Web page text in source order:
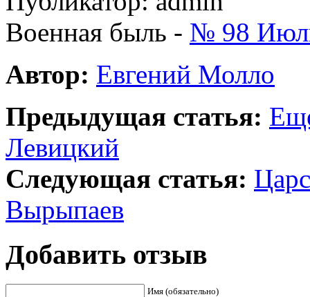
Военная быль - № 98
Автор: Евгений Молло
Предыдущая статья:
Левицкий
Следующая статья:
Вырыпаев
Добавить отзыв
Имя (обязательно)